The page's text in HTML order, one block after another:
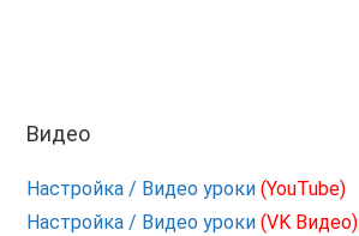
Видео
Настройка / Видео уроки(YouTube)
Настройка / Видео уроки(VK Видео)